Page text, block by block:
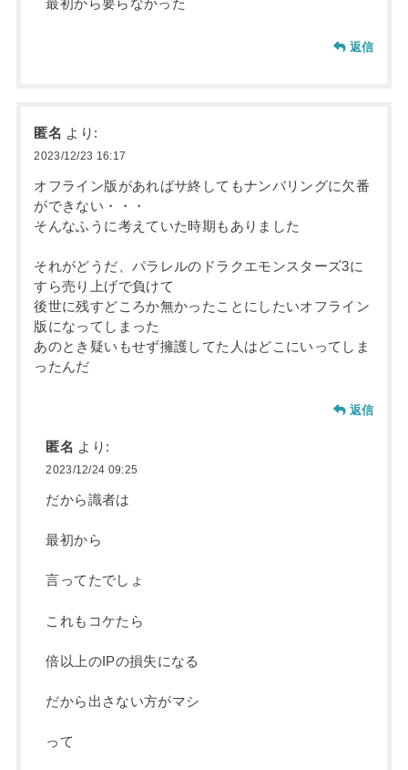
最初から要らなかった
返信
匿名 より:
2023/12/23 16:17
オフライン版があればサ終してもナンバリングに欠番
ができない・・・
そんなふうに考えていた時期もありました
それがどうだ、パラレルのドラクエモンスターズ3に
すら売り上げで負けて
後世に残すどころか無かったことにしたいオフライン
版になってしまった
あのとき疑いもせず擁護してた人はどこにいってしま
ったんだ
返信
匿名 より:
2023/12/24 09:25
だから識者は
最初から
言ってたでしょ
これもコケたら
倍以上のIPの損失になる
だから出さない方がマシ
って